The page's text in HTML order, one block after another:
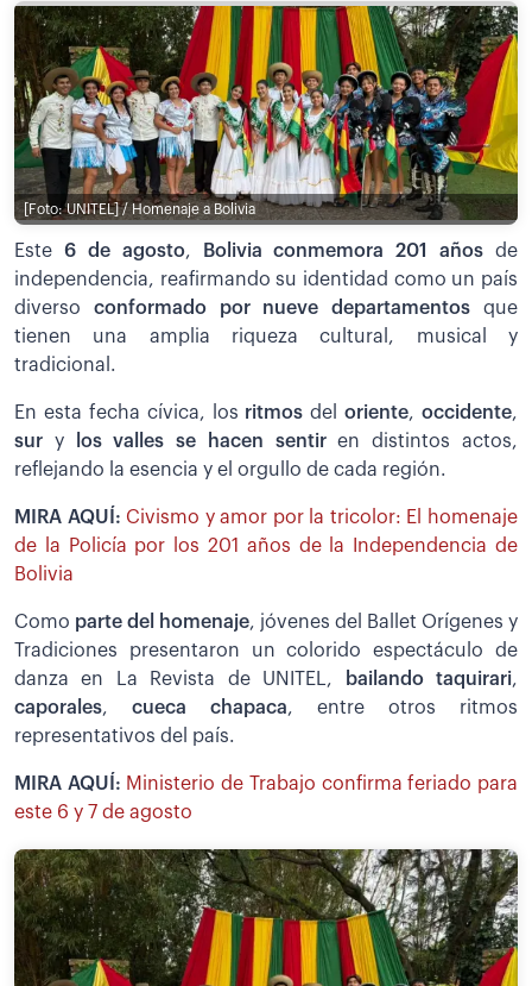
[Foto: UNITEL] / Homenaje a Bolivia
Este 6 de agosto, Bolivia conmemora 201 años de
independencia, reafirmando su identidad como un país
diverso conformado por nueve departamentos que
tienen una amplia riqueza cultural, musical y
tradicional.
En esta fecha cívica, los ritmosdeloriente, occidente,
sur y los valles se hacen sentiren distintos actos,
reflejando la esencia y el orgullo de cada región.
MIRA AQUÍ: Civismo y amor por la tricolor: El homenaje
de la Policía por los 201 años de la Independencia de
Bolivia
Como parte del homenaje, jóvenes del Ballet Orígenes y
Tradiciones presentaron un colorido espectáculo de
danza en La Revista de UNITEL,
bailando taquirari,
caporales, cueca chapaca, entre otros ritmos
representativos del país.
MIRA AQUÍ: Ministerio de Trabajo confirma feriado para
este 6 y 7 de agosto